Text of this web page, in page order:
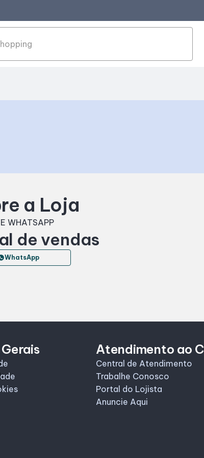
a Loja
WHATSAPP
de vendas
WhatsApp
Atendimento ao
Central de Atendimento
Trabalhe Conosco
Portal do Lojista
Anuncie Aqui